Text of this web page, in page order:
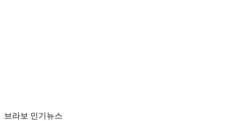
브라보 인기뉴스